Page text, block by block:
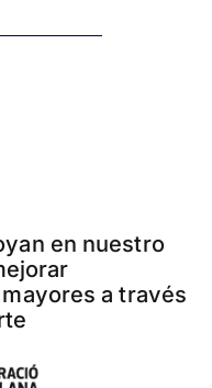
en nuestro
a través